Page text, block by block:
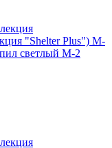
"Shelter Plus") M-
светлый M-2